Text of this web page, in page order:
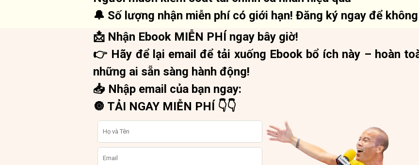
🔔 Số lượng nhận miễn phí có giới hạn! Đăng ký ngay để
📩 Nhận Ebook MIỄN PHÍ ngay bây giờ!
👉 Hãy để lại email để tải xuống Ebook bổ ích này – hoàn
những ai sẵn sàng hành động!
📥 Nhập email của bạn ngay:
🔘 TẢI NGAY MIỄN PHÍ 👇👇